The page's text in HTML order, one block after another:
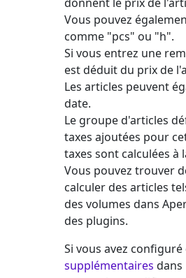
Vous pouvez
comme "pcs" ou "h".
Si vous entrez une
est déduit du prix de
Les articles peuvent
date.
Le groupe d'articles
taxes ajoutées pour
taxes sont calculées à
Vous pouvez trouver
calculer des articles
des volumes dans
des plugins.
Si vous avez configuré
supplémentaires dans